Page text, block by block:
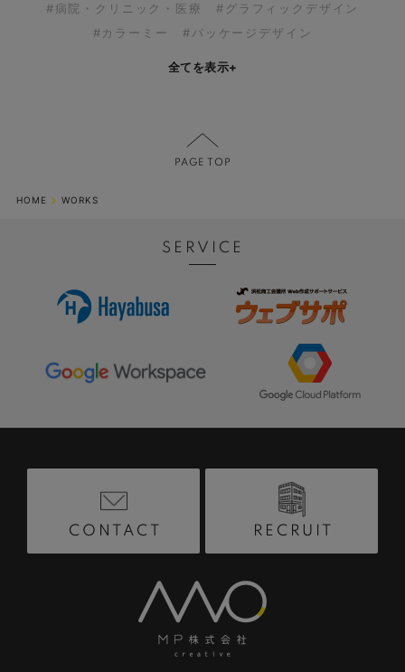
#病院・クリニック・医療
#グラフィックデザイン
#カラーミー
#パッケージデザイン
全てを表示+
HOME WORKS
SERVICE
CONTACT RECRUIT